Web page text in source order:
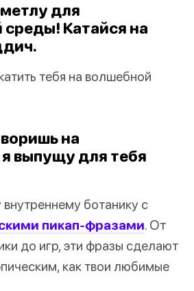
для
Катайся на
тебя на волшебной
на
я выпущу для тебя
ботанику с
пикап-фразами. От
до игр, эти фразы сделают
как твои любимые